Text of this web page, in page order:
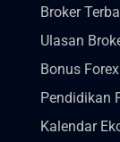
Broker
Ulasan
Bonus Forex
Pendidikan
Kalendar